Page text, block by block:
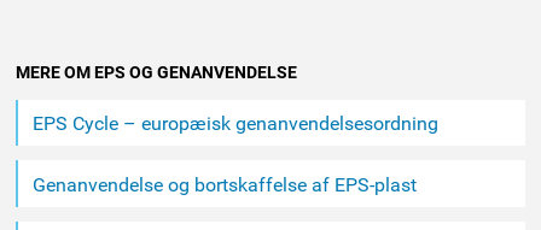
Andet
indhold
MERE OM EPS OG GENANVENDELSE
EPS Cycle – europæisk genanvendelsesordning
Genanvendelse og bortskaffelse af EPS-plast